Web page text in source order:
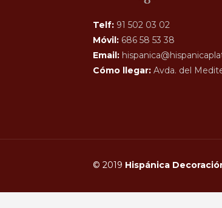
Telf: 91 502 03 02
Móvil: 686 58 53 38
Email:
Cómo llegar: Avda. del
© 2019 Hispánica